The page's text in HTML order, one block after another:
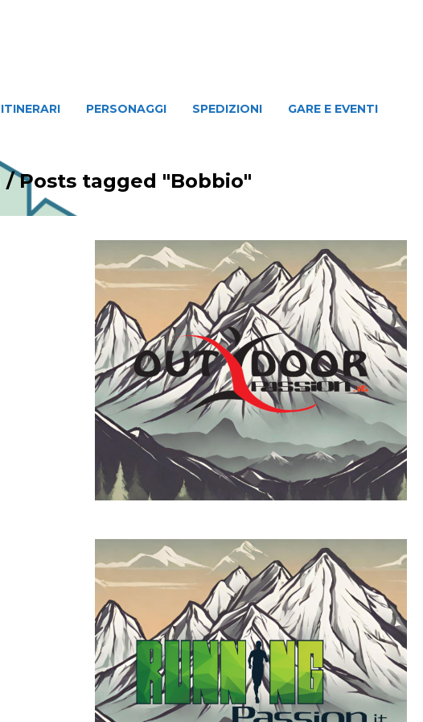
ITINERARI PERSONAGGI SPEDIZIONI GARE E EVENTI
/Posts tagged "Bobbio"